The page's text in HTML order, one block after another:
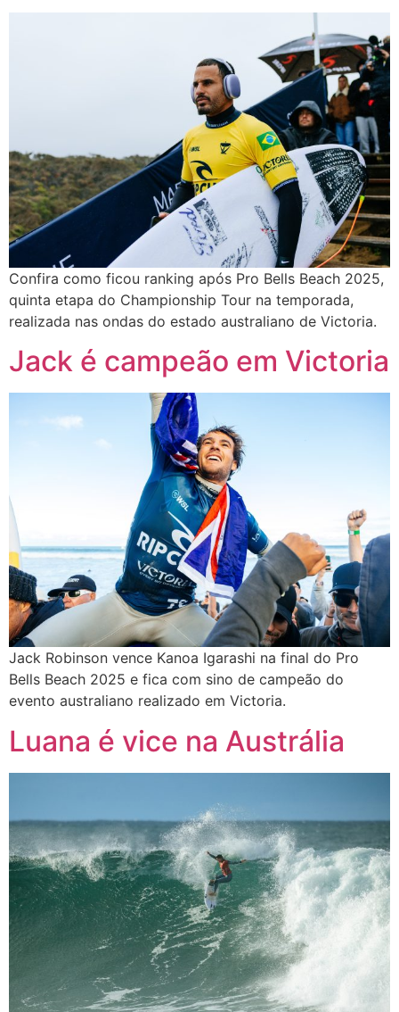
Confira como ficou ranking após Pro Bells Beach 2025,
quinta etapa do Championship Tour na temporada,
realizada nas ondas do estado australiano de Victoria.
Jack é campeão em Victoria
Jack Robinson vence Kanoa Igarashi na final do Pro
Bells Beach 2025 e fica com sino de campeão do
evento australiano realizado em Victoria.
Luana é vice na Austrália